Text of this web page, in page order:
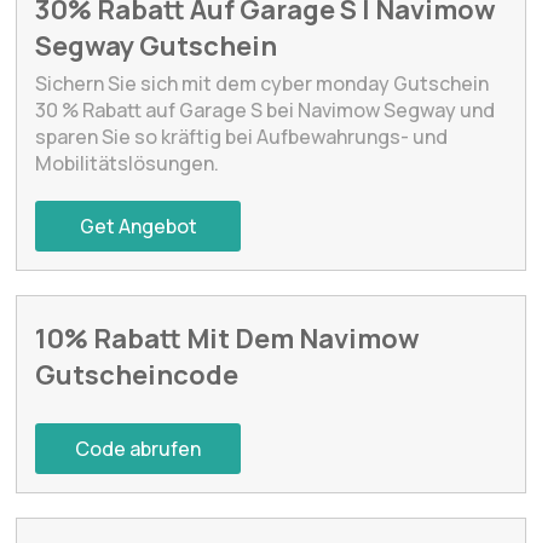
30% Rabatt Auf Garage S | Navimow
Segway Gutschein
Sichern Sie sich mit dem cyber monday Gutschein
30 % Rabatt auf Garage S bei Navimow Segway und
sparen Sie so kräftig bei Aufbewahrungs- und
Mobilitätslösungen.
Get Angebot
10% Rabatt Mit Dem Navimow
Gutscheincode
Code abrufen